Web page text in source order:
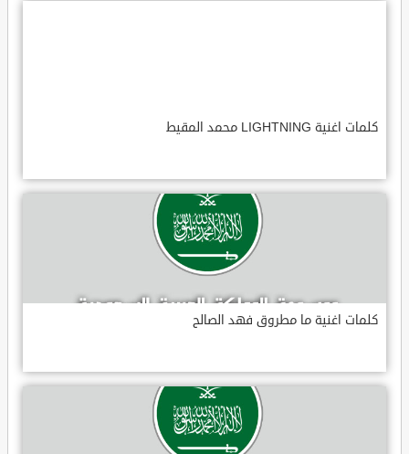
كلمات اغنية LIGHTNING محمد المقيط
كلمات اغنية ما مطروق فهد الصالح